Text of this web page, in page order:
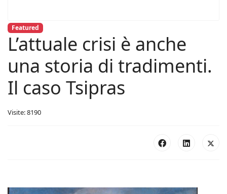
Featured
L’attuale crisi è anche
una storia di tradimenti.
Il caso Tsipras
Visite: 8190